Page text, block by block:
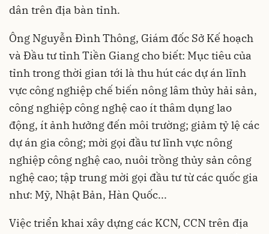
dân trên địa bàn tỉnh.
Ông Nguyễn Đình Thông, Giám đốc Sở Kế hoạch
và Đầu tư tỉnh Tiền Giang cho biết: Mục tiêu của
tỉnh trong thời gian tới là thu hút các dự án lĩnh
vực công nghiệp chế biến nông lâm thủy hải sản,
công nghiệp công nghệ cao ít thâm dụng lao
động, ít ảnh hưởng đến môi trường; giảm tỷ lệ các
dự án gia công; mời gọi đầu tư lĩnh vực nông
nghiệp công nghệ cao, nuôi trồng thủy sản công
nghệ cao; tập trung mời gọi đầu tư từ các quốc gia
như: Mỹ, Nhật Bản, Hàn Quốc...
Việc triển khai xây dựng các KCN, CCN trên địa